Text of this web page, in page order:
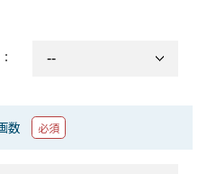
：
数 必須